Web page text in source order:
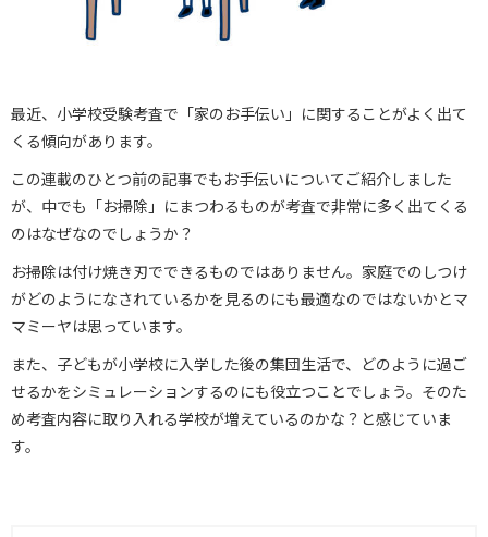
最近、小学校受験考査で「家のお手伝い」に関することがよく出て
くる傾向があります。
この連載のひとつ前の記事でもお手伝いについてご紹介しました
が、中でも「お掃除」にまつわるものが考査で非常に多く出てくる
のはなぜなのでしょうか？
お掃除は付け焼き刃でできるものではありません。家庭でのしつけ
がどのようになされているかを見るのにも最適なのではないかとマ
マミーヤは思っています。
また、子どもが小学校に入学した後の集団生活で、どのように過ご
せるかをシミュレーションするのにも役立つことでしょう。そのた
め考査内容に取り入れる学校が増えているのかな？と感じていま
す。